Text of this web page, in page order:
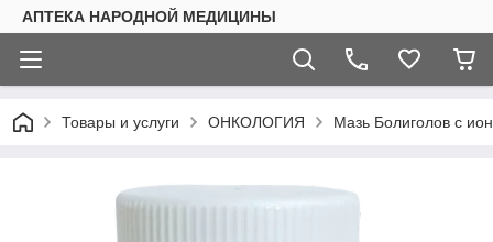
АПТЕКА НАРОДНОЙ МЕДИЦИНЫ
Товары и услуги ОНКОЛОГИЯ Мазь Болиголов с